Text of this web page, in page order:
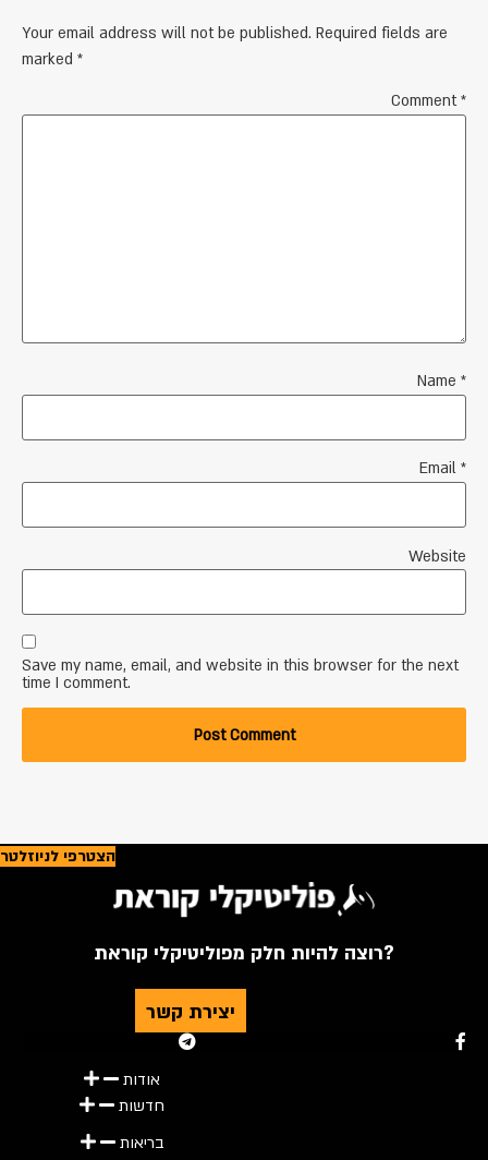
Your email address will not be published. Required fields are
marked *
Comment*
Name *
Email *
Website
Save my name, email, and website in this browser for the next
time I comment.
הצטרפי לניוזלטר
רוצה להיות חלק מפוליטיקלי קוראת?
יצירת קשר
אודות
חדשות
בריאות